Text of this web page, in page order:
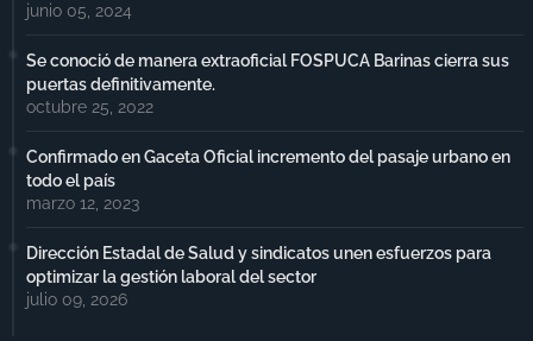
junio 05, 2024
Se conoció de manera extraoficial FOSPUCA Barinas cierra sus
puertas definitivamente.
octubre 25, 2022
Confirmado en Gaceta Oficial incremento del pasaje urbano en
todo el país
marzo 12, 2023
Dirección Estadal de Salud y sindicatos unen esfuerzos para
optimizar la gestión laboral del sector
julio 09, 2026